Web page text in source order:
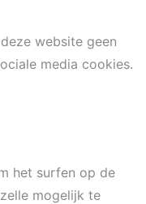
website geen
media cookies.
het surfen op de
mogelijk te